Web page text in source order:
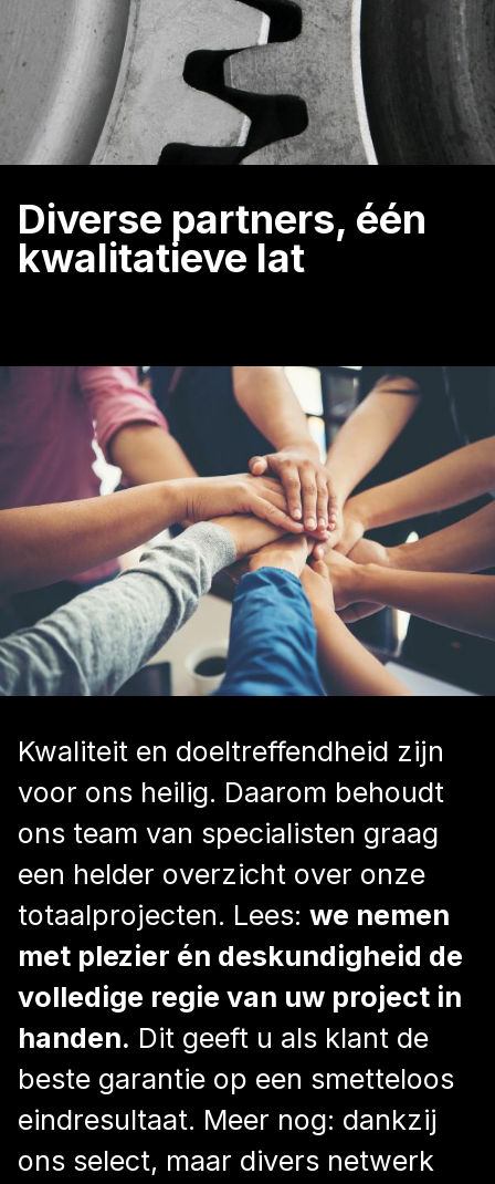
Diverse partners, één
kwalitatieve lat
Kwaliteit en doeltreffendheid zijn
voor ons heilig. Daarom behoudt
ons team van specialisten graag
een helder overzicht over onze
totaalprojecten. Lees: we nemen
met plezier én deskundigheid de
volledige regie van uw project in
handen. Dit geeft u als klant de
beste garantie op een smetteloos
eindresultaat. Meer nog: dankzij
ons select, maar divers netwerk